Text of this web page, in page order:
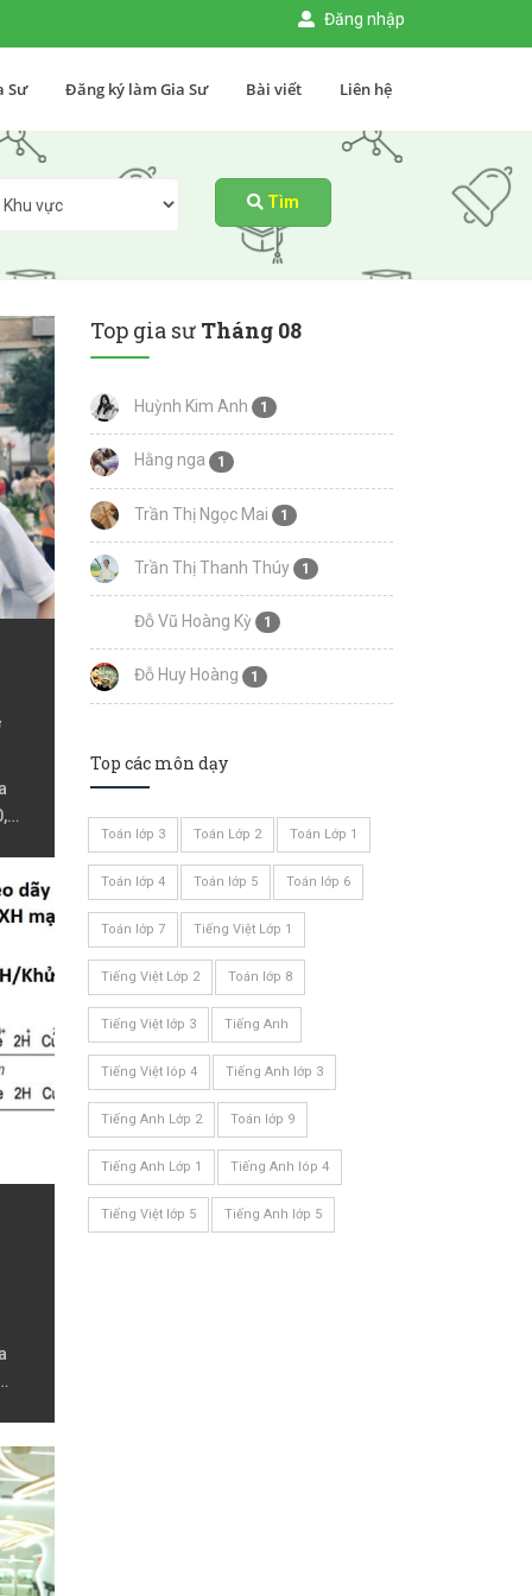
Đăng nhập
Sư Đăng ký làm Gia Sư Bài viết Liên hệ
Tìm
Top gia sư Tháng 08
Huỳnh Kim Anh 1
Hằng nga 1
Trần Thị Ngọc Mai 1
Trần Thị Thanh Thúy 1
Đỗ Vũ Hoàng Kỳ 1
Đỗ Huy Hoàng 1
Top các môn dạy
Toán lớp 3 Toán Lớp 2 Toán Lớp 1
Toán lớp 4 Toán lớp 5 Toán lớp 6
Toán lớp 7 Tiếng Việt Lớp 1
Tiếng Việt Lớp 2 Toán lớp 8
Tiếng Việt lớp 3 Tiếng Anh
Tiếng Việt lóp 4 Tiếng Anh lớp 3
Tiếng Anh Lớp 2 Toán lớp 9
Tiếng Anh Lớp 1 Tiếng Anh lóp 4
Tiếng Việt lớp 5 Tiếng Anh lớp 5